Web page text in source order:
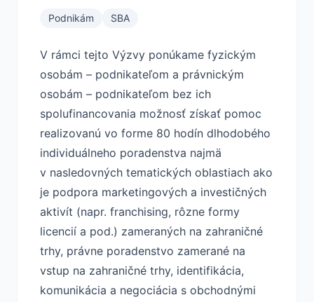
Podnikám SBA
V rámci tejto Výzvy ponúkame fyzickým
osobám – podnikateľom a právnickým
osobám – podnikateľom bez ich
spolufinancovania možnosť získať pomoc
realizovanú vo forme 80 hodín dlhodobého
individuálneho poradenstva najmä
v nasledovných tematických oblastiach ako
je podpora marketingových a investičných
aktivít (napr. franchising, rôzne formy
licencií a pod.) zameraných na zahraničné
trhy, právne poradenstvo zamerané na
vstup na zahraničné trhy, identifikácia,
komunikácia a negociácia s obchodnými